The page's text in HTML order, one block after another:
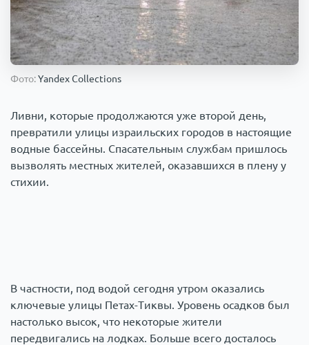
Коронавирус
Происшествия
Фото:Yandex Collections
Ливни, которые продолжаются уже второй день,
превратили улицы израильских городов в настоящие
водные бассейны. Спасательным службам пришлось
вызволять местных жителей, оказавшихся в плену у
стихии.
В частности, под водой сегодня утром оказались
ключевые улицы Петах-Тиквы. Уровень осадков был
настолько высок, что некоторые жители
передвигались на лодках. Больше всего досталось